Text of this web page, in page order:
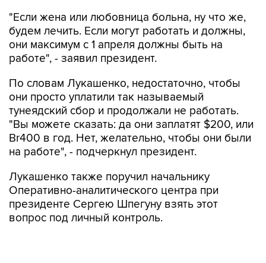
"Если жена или любовница больна, ну что же,
будем лечить. Если могут работать и должны,
они максимум с 1 апреля должны быть на
работе", - заявил президент.
По словам Лукашенко, недостаточно, чтобы
они просто уплатили так называемый
тунеядский сбор и продолжали не работать.
"Вы можете сказать: да они заплатят $200, или
Br400 в год. Нет, желательно, чтобы они были
на работе", - подчеркнул президент.
Лукашенко также поручил начальнику
Оперативно-аналитического центра при
президенте Сергею Шпегуну взять этот
вопрос под личный контроль.